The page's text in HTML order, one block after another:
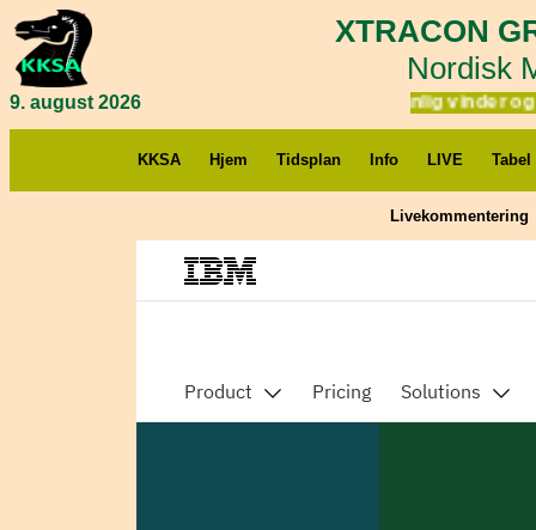
XTRACON
Nordisk
9. august 2026 Yuri som sædvanlig vinder og
KKSA Hjem Tidsplan Info LIVE Tabel
Livekommentering